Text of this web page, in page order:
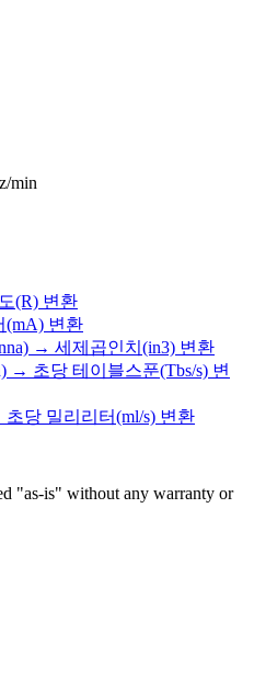
min
(R) 변환
변환
→ 세제곱인치(in3) 변환
→ 초당 테이블스푼(Tbs/s) 변
당 밀리리터(ml/s) 변환
"as-is" without any warranty or